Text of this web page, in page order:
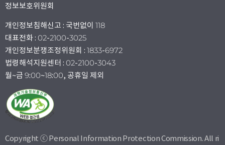
정보보호위원회
개인정보침해신고 : 국번없이 118
대표전화 : 02-2100-3025
개인정보분쟁조정위원회 : 1833-6972
법령해석지원센터 : 02-2100-3043
월~금 9:00~18:00, 공휴일 제외
Copyright ⓒ Personal Information Protection Commission. All ri